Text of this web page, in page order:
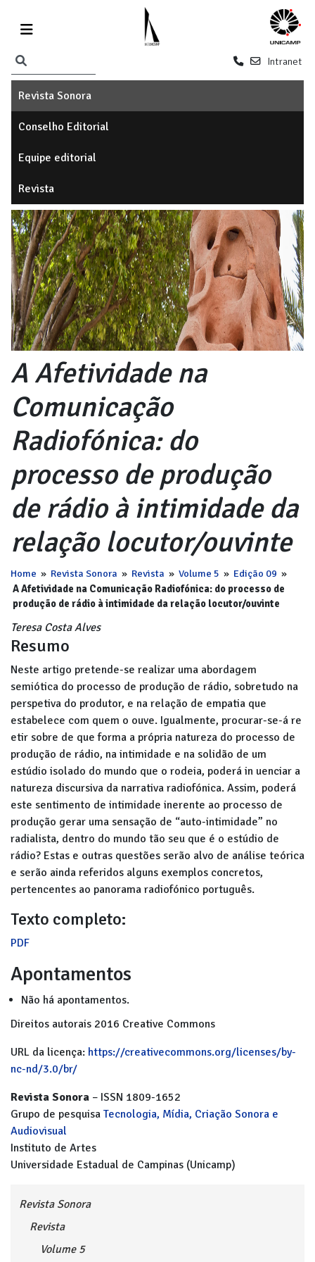
Intranet
Revista Sonora
Conselho Editorial
Equipe editorial
Revista
A Afetividade na
Comunicação
Radiofónica: do
processo de produção
de rádio à intimidade da
relação locutor/ouvinte
Home » Revista Sonora » Revista » Volume 5 » Edição 09 »
A Afetividade na Comunicação Radiofónica: do processo de
produção de rádio à intimidade da relação locutor/ouvinte
Teresa Costa Alves
Resumo
Neste artigo pretende-se realizar uma abordagem
semiótica do processo de produção de rádio, sobretudo na
perspetiva do produtor, e na relação de empatia que
estabelece com quem o ouve. Igualmente, procurar-se-á re
etir sobre de que forma a própria natureza do processo de
produção de rádio, na intimidade e na solidão de um
estúdio isolado do mundo que o rodeia, poderá in uenciar a
natureza discursiva da narrativa radiofónica. Assim, poderá
este sentimento de intimidade inerente ao processo de
produção gerar uma sensação de “auto-intimidade” no
radialista, dentro do mundo tão seu que é o estúdio de
rádio? Estas e outras questões serão alvo de análise teórica
e serão ainda referidos alguns exemplos concretos,
pertencentes ao panorama radiofónico português.
Texto completo:
PDF
Apontamentos
Não há apontamentos.
Direitos autorais 2016 Creative Commons
URL da licença: https://creativecommons.org/licenses/by-
nc-nd/3.0/br/
Revista Sonora – ISSN 1809-1652
Grupo de pesquisa Tecnologia, Mídia, Criação Sonora e
Audiovisual
Instituto de Artes
Universidade Estadual de Campinas (Unicamp)
Revista Sonora
Revista
Volume 5